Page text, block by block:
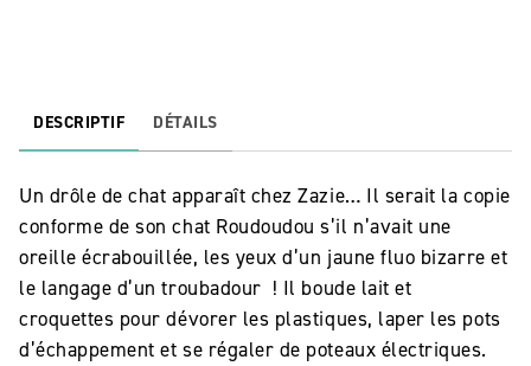
DESCRIPTIF DÉTAILS
Un drôle de chat apparaît chez Zazie… Il serait la copie
conforme de son chat Roudoudou s’il n’avait une
oreille écrabouillée, les yeux d’un jaune fluo bizarre et
le langage d’un troubadour ! Il boude lait et
croquettes pour dévorer les plastiques, laper les pots
d’échappement et se régaler de poteaux électriques.